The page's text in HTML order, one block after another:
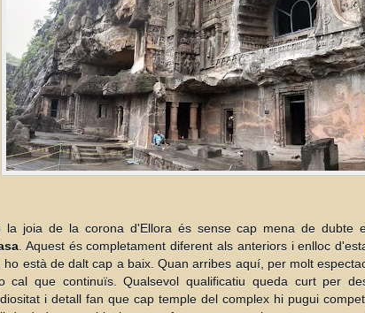
la joia de la corona d'Ellora és sense cap mena de dubte
. Aquest és completament diferent als anteriors i enlloc
ho està de dalt cap a baix. Quan arribes aquí, per molt
cal que continuïs. Qualsevol qualificatiu queda curt per
i detall fan que cap temple del complex hi pugui